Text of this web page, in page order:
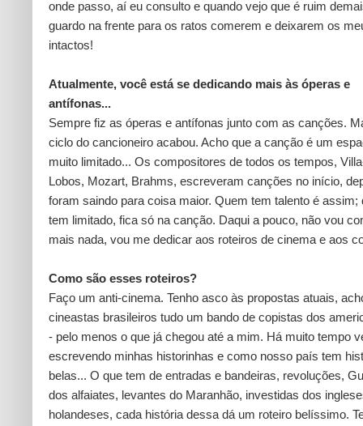
onde passo, aí eu consulto e quando vejo que é ruim
guardo na frente para os ratos comerem e deixarem os
intactos!
Atualmente, você está se dedicando mais às óperas e
antífonas...
Sempre fiz as óperas e antífonas junto com as canções.
ciclo do cancioneiro acabou. Acho que a canção é um
muito limitado... Os compositores de todos os tempos,
Lobos, Mozart, Brahms, escreveram canções no início,
foram saindo para coisa maior. Quem tem talento é assim;
tem limitado, fica só na canção. Daqui a pouco, não vou
mais nada, vou me dedicar aos roteiros de cinema e aos
Como são esses roteiros?
Faço um anti-cinema. Tenho asco às propostas atuais,
cineastas brasileiros tudo um bando de copistas dos
- pelo menos o que já chegou até a mim. Há muito tempo
escrevendo minhas historinhas e como nosso país tem
belas... O que tem de entradas e bandeiras, revoluções,
dos alfaiates, levantes do Maranhão, investidas dos
holandeses, cada história dessa dá um roteiro belíssimo.